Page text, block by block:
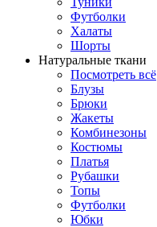
Футболки
Халаты
Шорты
Натуральные ткани
Посмотреть всё
Блузы
Брюки
Жакеты
Комбинезоны
Костюмы
Платья
Рубашки
Топы
Футболки
Юбки